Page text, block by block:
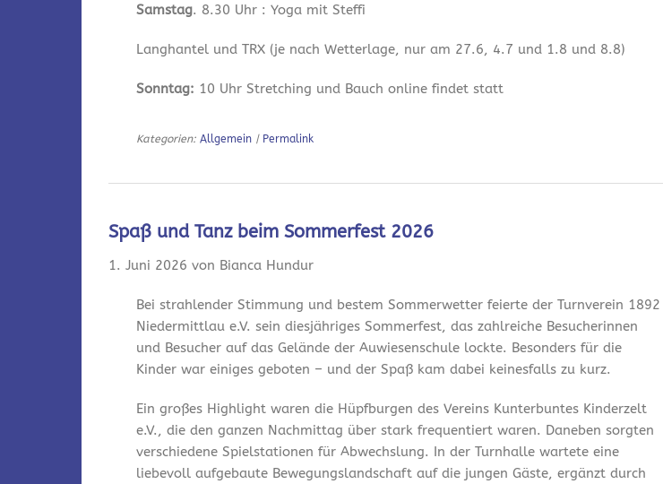
Samstag. 8.30 Uhr : Yoga mit Steffi
Langhantel und TRX (je nach Wetterlage, nur am 27.6, 4.7 und 1.8 und 8.8)
Sonntag: 10 Uhr Stretching und Bauch online findet statt
Kategorien:Allgemein | Permalink
Spaß und Tanz beim Sommerfest 2026
1. Juni 2026 von Bianca Hundur
Bei strahlender Stimmung und bestem Sommerwetter feierte der Turnverein 1892
Niedermittlau e.V. sein diesjähriges Sommerfest, das zahlreiche Besucherinnen
und Besucher auf das Gelände der Auwiesenschule lockte. Besonders für die
Kinder war einiges geboten – und der Spaß kam dabei keinesfalls zu kurz.
Ein großes Highlight waren die Hüpfburgen des Vereins Kunterbuntes Kinderzelt
e.V., die den ganzen Nachmittag über stark frequentiert waren. Daneben sorgten
verschiedene Spielstationen für Abwechslung. In der Turnhalle wartete eine
liebevoll aufgebaute Bewegungslandschaft auf die jungen Gäste, ergänzt durch